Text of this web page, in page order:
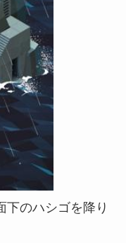
下のハシゴを降り